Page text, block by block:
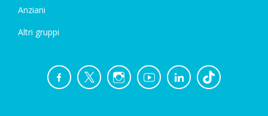
Anziani
Altri gruppi